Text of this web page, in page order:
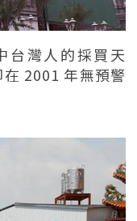
台灣人的採買天
2001 年無預警